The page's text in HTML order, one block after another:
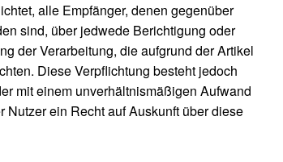
alle Empfänger, denen gegenüber
sind, über jedwede Berichtigung oder
der Verarbeitung, die aufgrund der Artikel
Diese Verpflichtung besteht jedoch
mit einem unverhältnismäßigen Aufwand
ein Recht auf Auskunft über diese